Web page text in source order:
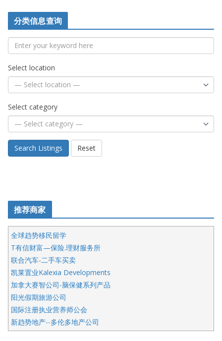
分类信息查询
Select location
Select category
Search Listings Reset
推荐商家
全球趋势移民留学
T有信财富—保险.理财服务所
联合汽车-二手车买卖
凯莱置业Kalexia Developments
加拿大赛智公司-脑保健系列产品
阳光假期旅游公司
国际注册执业营养师公会
新趋势地产--多伦多地产公司
呱呱电器